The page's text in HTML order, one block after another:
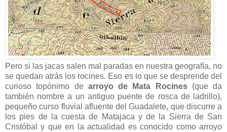
Pero si las jacas salen mal paradas en nuestra geografía, no
se quedan atrás los rocines. Eso es lo que se desprende del
curioso topónimo de arroyo de Mata Rocines(que da
también nombre a un antiguo puente de rosca de ladrillo),
pequeño curso fluvial afluente del Guadalete, que discurre a
los pies de la cuesta de Matajaca y de la Sierra de San
Cristóbal y que en la actualidad es conocido como arroyo